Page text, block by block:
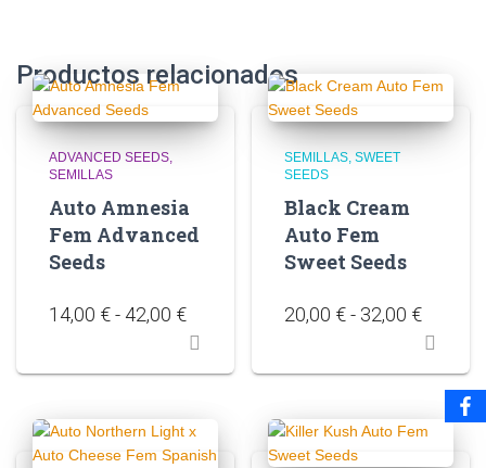
Productos relacionados
ADVANCED SEEDS
SEMILLAS
Auto Amnesia
Fem Advanced
Seeds
14,00 €- 42,00 €
SEMILLAS SWEET
SEEDS
Black Cream
Auto Fem
Sweet Seeds
20,00 € - 32,00 €